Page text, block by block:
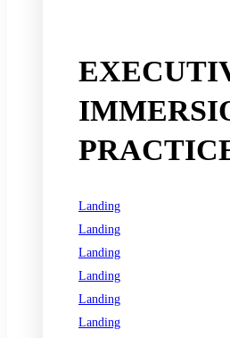
Landing
Landing
Landing
Landing
Landing
Landing